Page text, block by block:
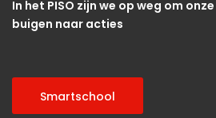
In het PISO zijn we op weg om
buigen naar acties
Smartschool